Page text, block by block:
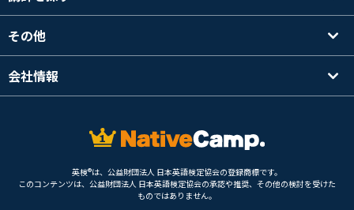
その他
会社情報
英検®は、公益財団法人 日本英語検定協会の登録商標です。
このコンテンツは、公益財団法人 日本英語検定協会の承認や推奨、その他の検討を受けた
ものではありません。